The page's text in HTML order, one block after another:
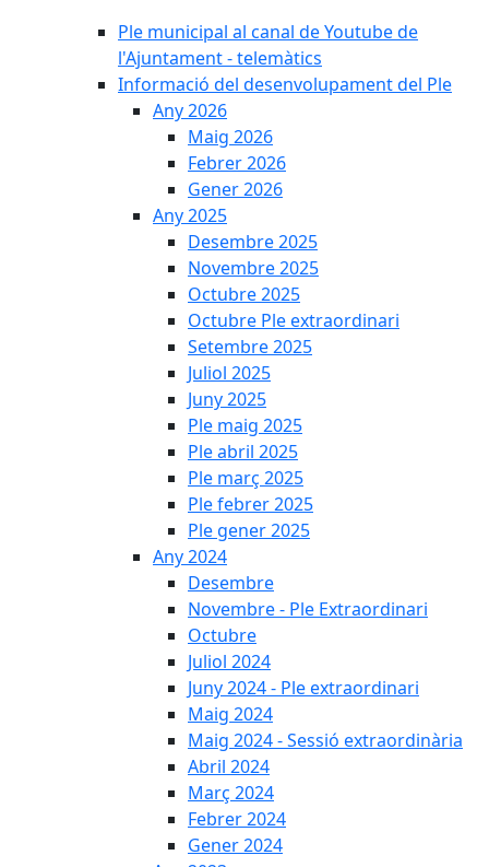
Ple municipal al canal de Youtube de
l'Ajuntament - telemàtics
Informació del desenvolupament del Ple
Any 2026
Maig 2026
Febrer 2026
Gener 2026
Any 2025
Desembre 2025
Novembre 2025
Octubre 2025
Octubre Ple extraordinari
Setembre 2025
Juliol 2025
Juny 2025
Ple maig 2025
Ple abril 2025
Ple març 2025
Ple febrer 2025
Ple gener 2025
Any 2024
Desembre
Novembre - Ple Extraordinari
Octubre
Juliol 2024
Juny 2024 - Ple extraordinari
Maig 2024
Maig 2024 - Sessió extraordinària
Abril 2024
Març 2024
Febrer 2024
Gener 2024